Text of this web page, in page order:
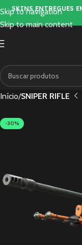
Skip to navigation
Skip to main content
SKINS ENTREGUES
Início SNIPER RIFLE
-30%